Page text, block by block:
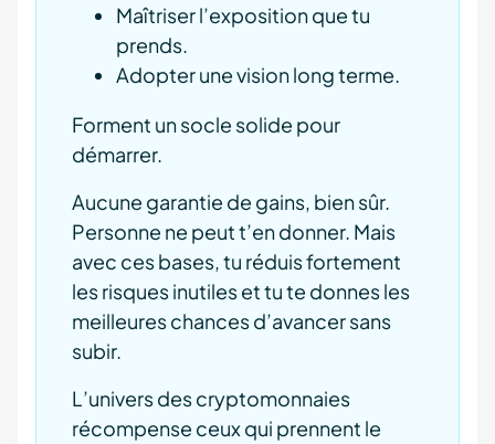
Maîtriser l’exposition que tu
prends.
Adopter une vision long terme.
Forment un socle solide pour
démarrer.
Aucune garantie de gains, bien sûr.
Personne ne peut t’en donner. Mais
avec ces bases, tu réduis fortement
les risques inutiles et tu te donnes les
meilleures chances d’avancer sans
subir.
L’univers des cryptomonnaies
récompense ceux qui prennent le